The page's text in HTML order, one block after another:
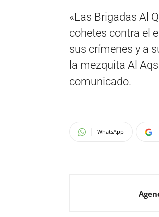
«Las Brigadas Al
cohetes contra el
sus crímenes y a
la mezquita Al
comunicado.
WhatsApp